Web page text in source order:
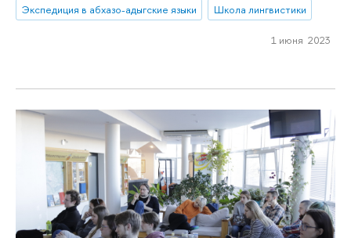
Экспедиция в абхазо-адыгские языки
Школа лингвистики
1 июня 2023